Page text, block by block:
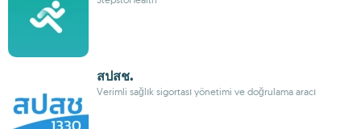
สปสช.
Verimli sağlık sigortası yönetimi ve doğrulama aracı